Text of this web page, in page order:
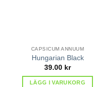
CAPSICUM ANNUUM
Hungarian Black
39.00 kr
LÄGG I VARUKORG